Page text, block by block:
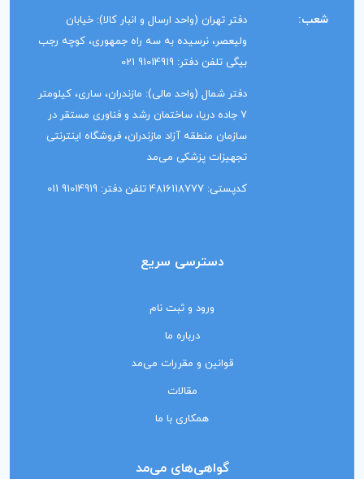
شعب:
دفتر تهران (واحد ارسال و انبار کالا): خیابان
ولیعصر، نرسیده به سه راه جمهوری، کوچه رجب
بیگی تلفن دفتر: 91014919 021
دفتر شمال (واحد مالی): مازندران، ساری، کیلومتر
7 جاده دریا، ساختمان رشد و فناوری مستقر در
سازمان منطقه آزاد مازندران، فروشگاه اینترنتی
تجهیزات پزشکی می‌مد
کدپستی: 4816118777 تلفن دفتر: 91014919 011
دسترسی سریع
ورود و ثبت نام
درباره ما
قوانین و مقررات می‌مد
مقالات
همکاری با ما
گواهی‌های می‌مد